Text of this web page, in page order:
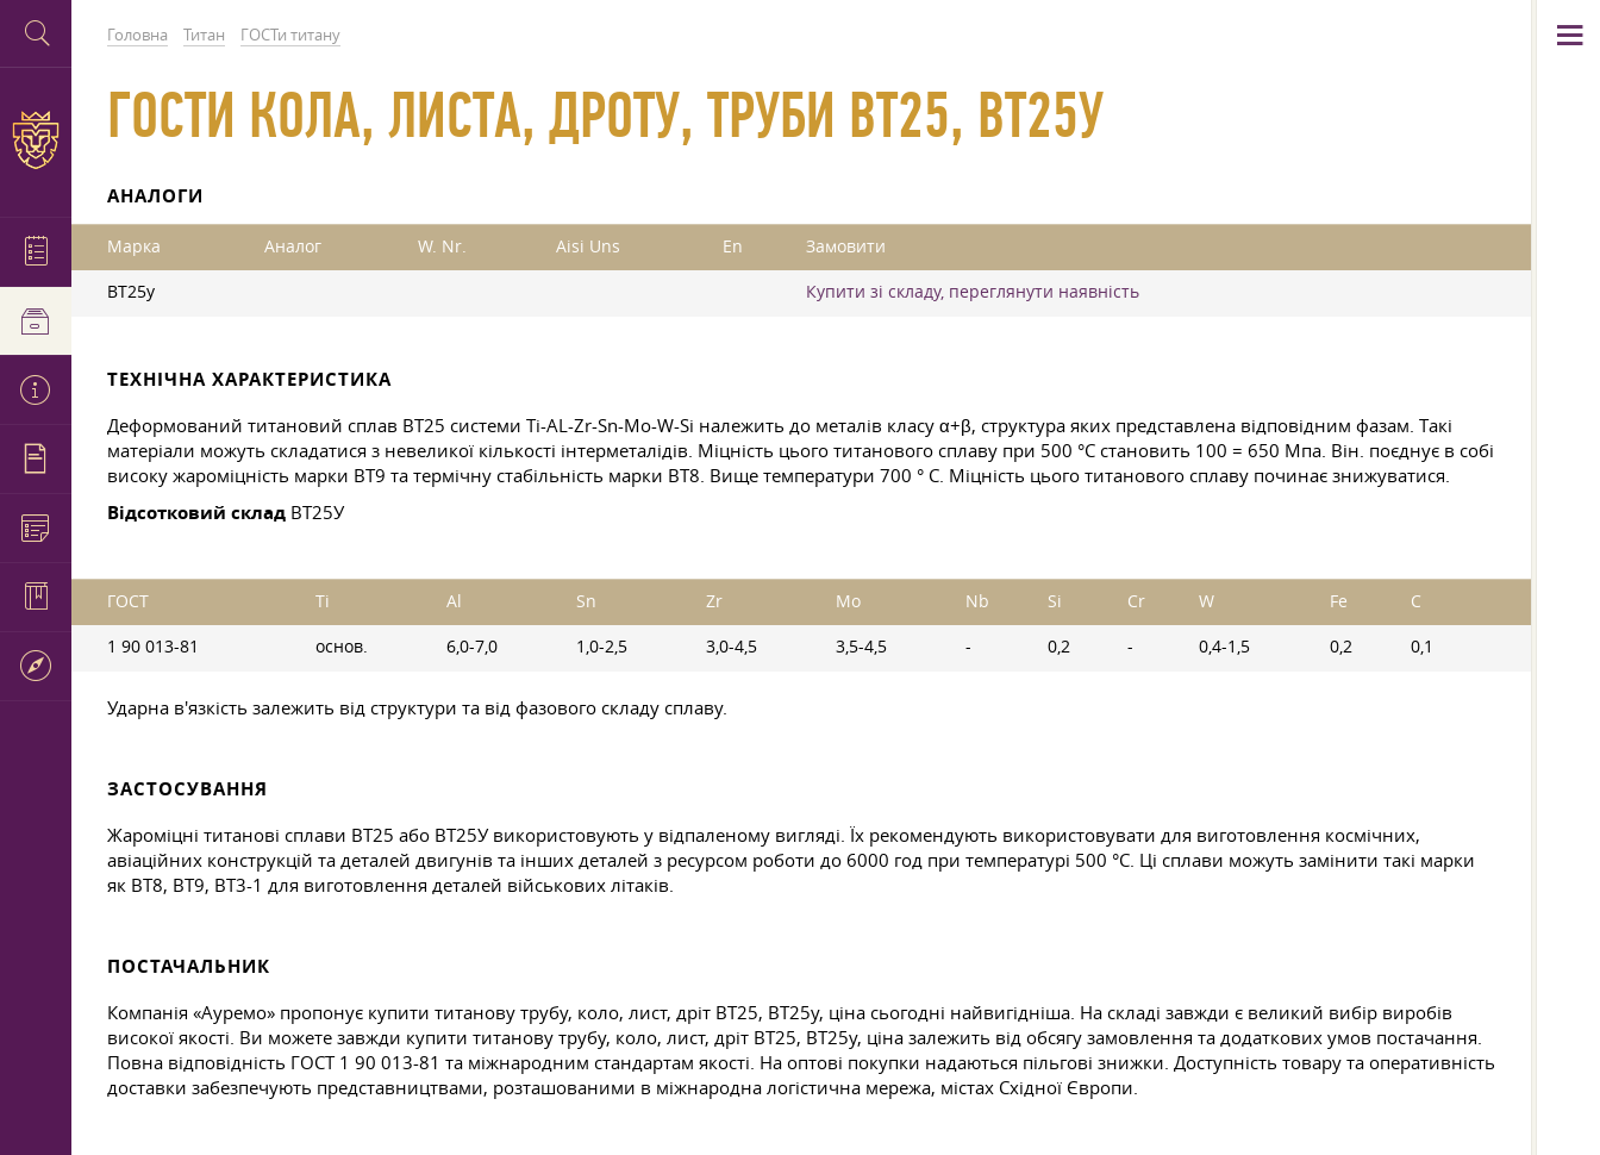
Головна Титан ГОСТи титану
ГОСТИ КОЛА, ЛИСТА, ДРОТУ, ТРУБИ ВТ25, ВТ25У
АНАЛОГИ
Марка Аналог W. Nr. Aisi Uns En Замовити
ВТ25у Купити зі складу, переглянути наявність
ТЕХНІЧНА ХАРАКТЕРИСТИКА
Деформований титановий сплав ВТ25 системи Ti-AL-Zr-Sn-Mo-W-Si належить до металів класу α+β, структура яких представлена відповідним фазам. Такі
матеріали можуть складатися з невеликої кількості інтерметалідів. Міцність цього титанового сплаву при 500 °C становить 100 = 650 Мпа. Він. поєднує в собі
високу жароміцність марки ВТ9 та термічну стабільність марки ВТ8. Вище температури 700 ° C. Міцність цього титанового сплаву починає знижуватися.
Відсотковий склад ВТ25У
ГОСТ Ti Al Sn Zr Mo Nb Si Cr W Fe C
1 90 013-81 основ. 6,0-7,0 1,0-2,5 3,0-4,5 3,5-4,5 - 0,2 - 0,4-1,5 0,2 0,1
Ударна в'язкість залежить від структури та від фазового складу сплаву.
ЗАСТОСУВАННЯ
Жароміцні титанові сплави ВТ25 або ВТ25У використовують у відпаленому вигляді. Їх рекомендують використовувати для виготовлення космічних,
авіаційних конструкцій та деталей двигунів та інших деталей з ресурсом роботи до 6000 год при температурі 500 °C. Ці сплави можуть замінити такі марки
як ВТ8, ВТ9, ВТ3-1 для виготовлення деталей військових літаків.
ПОСТАЧАЛЬНИК
Компанія «Ауремо» пропонує купити титанову трубу, коло, лист, дріт ВТ25, ВТ25у, ціна сьогодні найвигідніша. На складі завжди є великий вибір виробів
високої якості. Ви можете завжди купити титанову трубу, коло, лист, дріт ВТ25, ВТ25у, ціна залежить від обсягу замовлення та додаткових умов постачання.
Повна відповідність ГОСТ 1 90 013-81 та міжнародним стандартам якості. На оптові покупки надаються пільгові знижки. Доступність товару та оперативність
доставки забезпечують представництвами, розташованими в міжнародна логістична мережа, містах Східної Європи.